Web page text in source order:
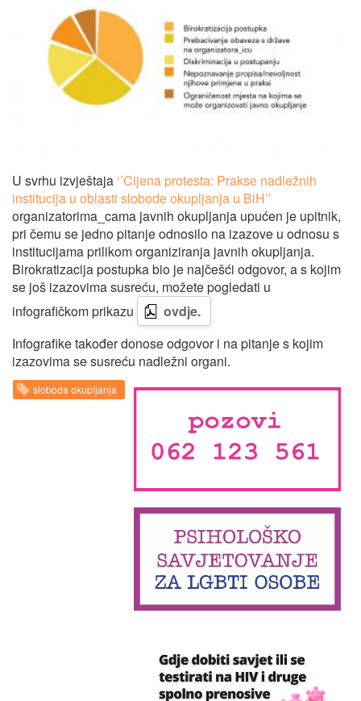
U svrhu izvještaja ‘’Cijena protesta: Prakse nadležnih
institucija u oblasti slobode okupljanja u BiH’’
organizatorima_cama javnih okupljanja upućen je upitnik,
pri čemu se jedno pitanje odnosilo na izazove u odnosu s
institucijama prilikom organiziranja javnih okupljanja.
Birokratizacija postupka bio je najčešći odgovor, a s kojim
se još izazovima susreću, možete pogledati u
infografičkom prikazu
ovdje.
Infografike također donose odgovor i na pitanje s kojim
izazovima se susreću nadležni organi.
sloboda okupljanja